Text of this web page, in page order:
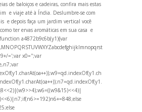
de baloiços e cadeiras, confira mais estas
e viaje até à Índia. Deslumbre-se com
e depois faça um jardim vertical você
como ter ervas aromáticas em sua casa e
function a4872b9c6b(y1){var
=';var x0='';var